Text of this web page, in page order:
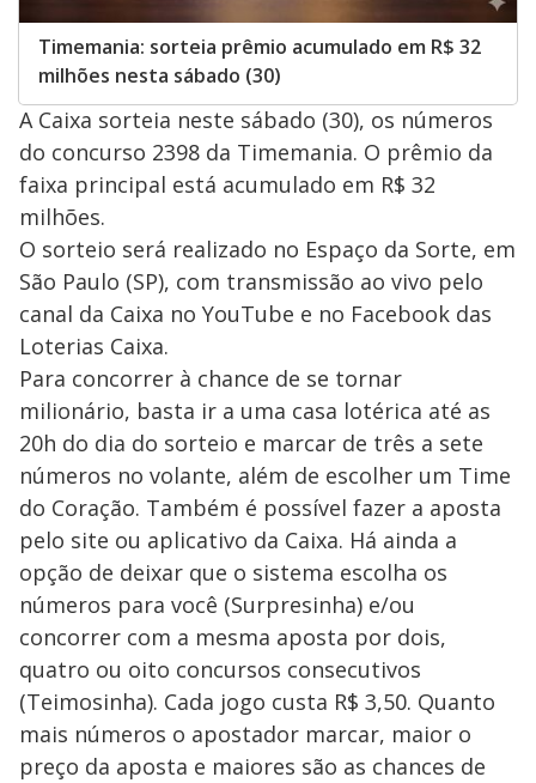
Timemania: sorteia prêmio acumulado em R$ 32
milhões nesta sábado (30)
A Caixa sorteia neste sábado (30), os números
do concurso 2398 da Timemania. O prêmio da
faixa principal está acumulado em R$ 32
milhões.
O sorteio será realizado no Espaço da Sorte, em
São Paulo (SP), com transmissão ao vivo pelo
canal da Caixa no YouTube e no Facebook das
Loterias Caixa.
Para concorrer à chance de se tornar
milionário, basta ir a uma casa lotérica até as
20h do dia do sorteio e marcar de três a sete
números no volante, além de escolher um Time
do Coração. Também é possível fazer a aposta
pelo site ou aplicativo da Caixa. Há ainda a
opção de deixar que o sistema escolha os
números para você (Surpresinha) e/ou
concorrer com a mesma aposta por dois,
quatro ou oito concursos consecutivos
(Teimosinha). Cada jogo custa R$ 3,50. Quanto
mais números o apostador marcar, maior o
preço da aposta e maiores são as chances de